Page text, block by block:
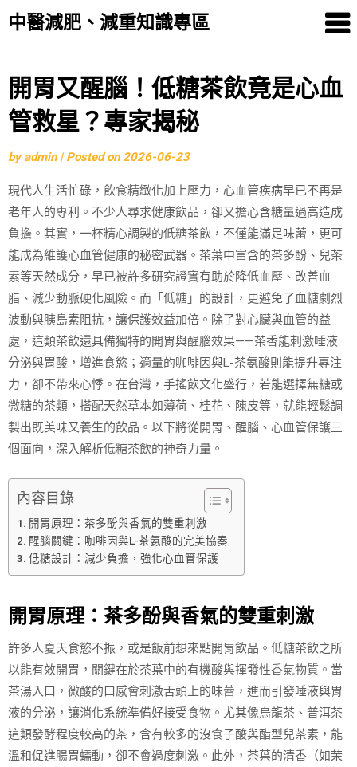
中醫減肥、減重知識專區
Skip
to
content
開胃又醒腦！低糖茶飲竟是心血
管救星？專家揭秘
byadmin | Posted on2026-06-23
現代人生活忙碌，飲食精緻化加上壓力，心血管疾病早已不再是
老年人的專利。不少人尋求健康飲品，卻又擔心含糖量過高造成
負擔。其實，一杯精心調製的低糖茶飲，不僅能滿足味蕾，更可
能成為維護心血管健康的秘密武器。茶葉中富含的茶多酚、兒茶
素等天然成分，早已被許多研究證實有助於降低血壓、改善血
脂、減少動脈硬化風險。而「低糖」的設計，更避免了血糖劇烈
波動與胰島素阻抗，讓保護效益加倍。除了對心臟與血管的益
處，這類茶飲還具備獨特的開胃與醒腦效果——茶香能刺激唾液
分泌與胃酸，增進食慾；適量的咖啡因與L-茶氨酸則能提升專注
力，卻不帶來心悸。在台灣，手搖飲文化盛行，若能選擇無糖或
微糖的茶類，搭配天然草本如薄荷、桂花、陳皮等，就能輕鬆調
製出既美味又養生的飲品。以下將從開胃、醒腦、心血管保護三
個面向，深入解析低糖茶飲的神奇力量。
內容目錄
開胃原理：茶多酚與香氣的雙重刺激
醒腦關鍵：咖啡因與L-茶氨酸的完美協奏
低糖設計：減少負擔，強化心血管保護
開胃原理：茶多酚與香氣的雙重刺激
許多人夏天食慾不振，或是飯前想來點開胃飲品。低糖茶飲之所
以能有效開胃，關鍵在於茶葉中的有機酸與揮發性香氣物質。當
茶湯入口，微酸的口感會刺激舌頭上的味蕾，進而引發唾液與胃
液的分泌，讓消化系統準備好接受食物。尤其像烏龍茶、普洱茶
這類發酵程度較高的茶，含有較多的沒食子酸與酯型兒茶素，能
溫和促進腸胃蠕動，卻不會過度刺激。此外，茶葉的清香（如茉